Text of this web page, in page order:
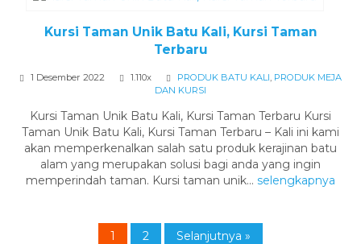
Kursi Taman Unik Batu Kali, Kursi Taman
Terbaru
1 Desember 2022 1.110x PRODUK BATU KALI, PRODUK MEJA
DAN KURSI
Kursi Taman Unik Batu Kali, Kursi Taman Terbaru Kursi
Taman Unik Batu Kali, Kursi Taman Terbaru – Kali ini kami
akan memperkenalkan salah satu produk kerajinan batu
alam yang merupakan solusi bagi anda yang ingin
memperindah taman. Kursi taman unik... selengkapnya
1 2 Selanjutnya »